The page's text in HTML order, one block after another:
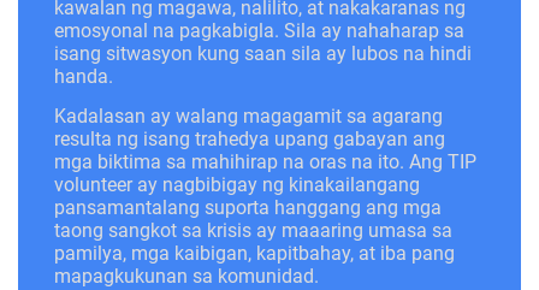
kawalan ng magawa, nalilito, at nakakaranas ng
emosyonal na pagkabigla. Sila ay nahaharap sa
isang sitwasyon kung saan sila ay lubos na hindi
handa.
Kadalasan ay walang magagamit sa agarang
resulta ng isang trahedya upang gabayan ang
mga biktima sa mahihirap na oras na ito. Ang TIP
volunteer ay nagbibigay ng kinakailangang
pansamantalang suporta hanggang ang mga
taong sangkot sa krisis ay maaaring umasa sa
pamilya, mga kaibigan, kapitbahay, at iba pang
mapagkukunan sa komunidad.